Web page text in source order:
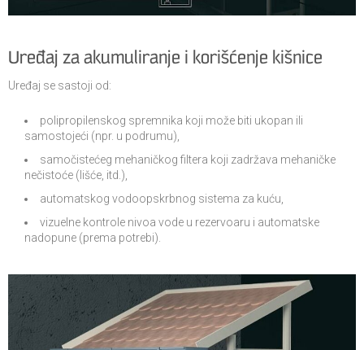
Uređaj za akumuliranje i korišćenje kišnice
Uređaj se sastoji od:
polipropilenskog spremnika koji može biti ukopan ili
samostojeći (npr. u podrumu),
samočistećeg mehaničkog filtera koji zadržava mehaničke
nečistoće (lišće, itd.),
automatskog vodoopskrbnog sistema za kuću,
vizuelne kontrole nivoa vode u rezervoaru i automatske
nadopune (prema potrebi).